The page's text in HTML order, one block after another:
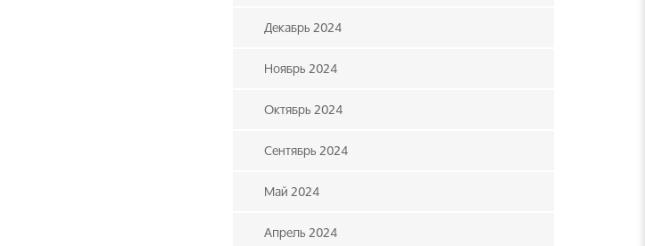
Декабрь 2024
Ноябрь 2024
Октябрь 2024
Сентябрь 2024
Май 2024
Апрель 2024